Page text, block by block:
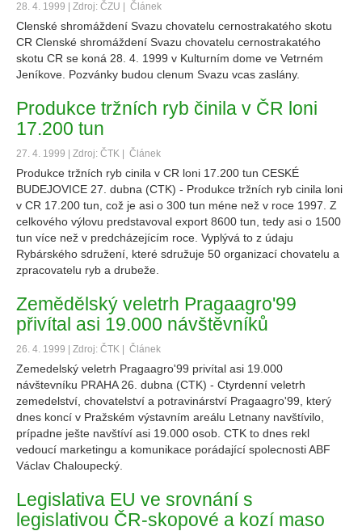
28. 4. 1999 | Zdroj: ČZU | Článek
Clenské shromáždení Svazu chovatelu cernostrakatého skotu
CR Clenské shromáždení Svazu chovatelu cernostrakatého
skotu CR se koná 28. 4. 1999 v Kulturním dome ve Vetrném
Jeníkove. Pozvánky budou clenum Svazu vcas zaslány.
Produkce tržních ryb činila v ČR loni
17.200 tun
27. 4. 1999 | Zdroj: ČTK | Článek
Produkce tržních ryb cinila v CR loni 17.200 tun CESKÉ
BUDEJOVICE 27. dubna (CTK) - Produkce tržních ryb cinila loni
v CR 17.200 tun, což je asi o 300 tun méne než v roce 1997. Z
celkového výlovu predstavoval export 8600 tun, tedy asi o 1500
tun více než v predcházejícím roce. Vyplývá to z údaju
Rybárského sdružení, které sdružuje 50 organizací chovatelu a
zpracovatelu ryb a drubeže.
Zemědělský veletrh Pragaagro'99
přivítal asi 19.000 návštěvníků
26. 4. 1999 | Zdroj: ČTK | Článek
Zemedelský veletrh Pragaagro'99 privítal asi 19.000
návštevníku PRAHA 26. dubna (CTK) - Ctyrdenní veletrh
zemedelství, chovatelství a potravinárství Pragaagro'99, který
dnes koncí v Pražském výstavním areálu Letnany navštívilo,
prípadne ješte navštíví asi 19.000 osob. CTK to dnes rekl
vedoucí marketingu a komunikace porádající spolecnosti ABF
Václav Chaloupecký.
Legislativa EU ve srovnání s
legislativou ČR-skopové a kozí maso